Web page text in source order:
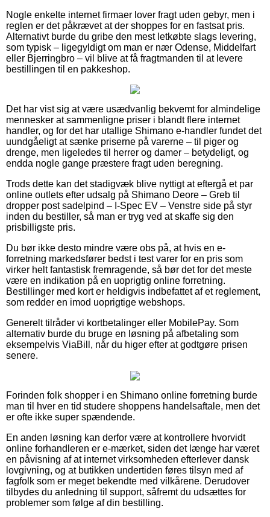
Nogle enkelte internet firmaer lover fragt uden gebyr, men i
reglen er det påkrævet at der shoppes for en fastsat pris.
Alternativt burde du gribe den mest letkøbte slags levering,
som typisk – ligegyldigt om man er nær Odense, Middelfart
eller Bjerringbro – vil blive at få fragtmanden til at levere
bestillingen til en pakkeshop.
Det har vist sig at være usædvanlig bekvemt for almindelige
mennesker at sammenligne priser i blandt flere internet
handler, og for det har utallige Shimano e-handler fundet det
uundgåeligt at sænke priserne på varerne – til piger og
drenge, men ligeledes til herrer og damer – betydeligt, og
endda nogle gange præstere fragt uden beregning.
Trods dette kan det stadigvæk blive nyttigt at eftergå et par
online outlets efter udsalg på Shimano Deore – Greb til
dropper post sadelpind – I-Spec EV – Venstre side på styr
inden du bestiller, så man er tryg ved at skaffe sig den
prisbilligste pris.
Du bør ikke desto mindre være obs på, at hvis en e-
forretning markedsfører bedst i test varer for en pris som
virker helt fantastisk fremragende, så bør det for det meste
være en indikation på en uoprigtig online forretning.
Bestillinger med kort er heldigvis indbefattet af et reglement,
som redder en imod uoprigtige webshops.
Generelt tilråder vi kortbetalinger eller MobilePay. Som
alternativ burde du bruge en løsning på afbetaling som
eksempelvis ViaBill, når du higer efter at godtgøre prisen
senere.
Forinden folk shopper i en Shimano online forretning burde
man til hver en tid studere shoppens handelsaftale, men det
er ofte ikke super spændende.
En anden løsning kan derfor være at kontrollere hvorvidt
online forhandleren er e-mærket, siden det længe har været
en påvisning af at internet virksomheden efterlever dansk
lovgivning, og at butikken undertiden føres tilsyn med af
fagfolk som er meget bekendte med vilkårene. Derudover
tilbydes du anledning til support, såfremt du udsættes for
problemer som følge af din bestilling.